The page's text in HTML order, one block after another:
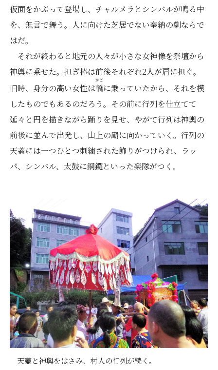
仮面をかぶって登場し、チャルメラとシンバルが鳴る中
を、無言で舞う。人に向けた芝居でない奉納の劇ならで
はだ。
それが終わると地元の人々が小さな女神像を祭壇から
神輿に乗せた。担ぎ棒は前後それぞれ2人が肩に担ぐ。
旧時、身分の高い女性は轎
かご
に乗っていたから、それを模
したものでもあるのだろう。その前に行列を仕立てて
延々と円を描きながら踊りを見せ、やがて行列は神輿の
前後に並んで出発し、山上の廟に向かっていく。行列の
天蓋には一つひとつ刺繍された飾りがつけられ、ラッ
パ、シンバル、太鼓に銅鑼といった楽隊がつく。
天蓋と神輿をはさみ、村人の行列が続く。